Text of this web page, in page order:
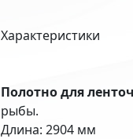
Характеристики
Полотно для
рыбы.
Длина: 2904 мм